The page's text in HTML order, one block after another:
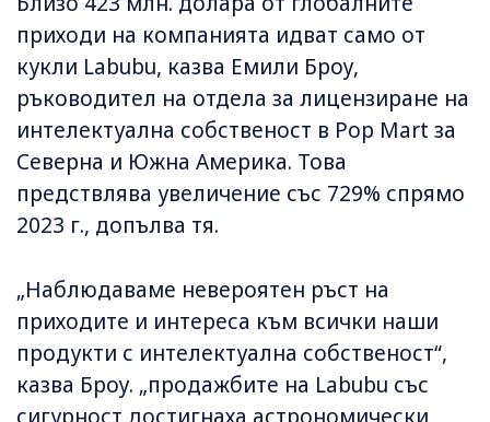
приходи на компанията идват само от
кукли Labubu, казва Емили Броу,
ръководител на отдела за лицензиране на
интелектуална собственост в Pop Mart за
Северна и Южна Америка. Това
предствлява увеличение със 729% спрямо
2023 г., допълва тя.
„Наблюдаваме невероятен ръст на
приходите и интереса към всички наши
продукти с интелектуална собственост“,
казва Броу. „продажбите на Labubu със